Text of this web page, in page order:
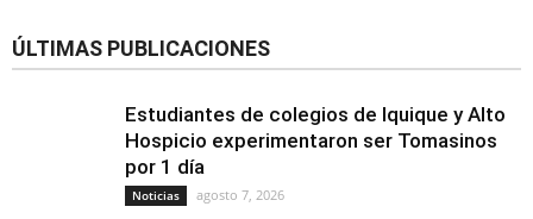
ÚLTIMAS PUBLICACIONES
Estudiantes de colegios de Iquique y Alto
Hospicio experimentaron ser Tomasinos
por 1 día
Noticias agosto 7, 2026